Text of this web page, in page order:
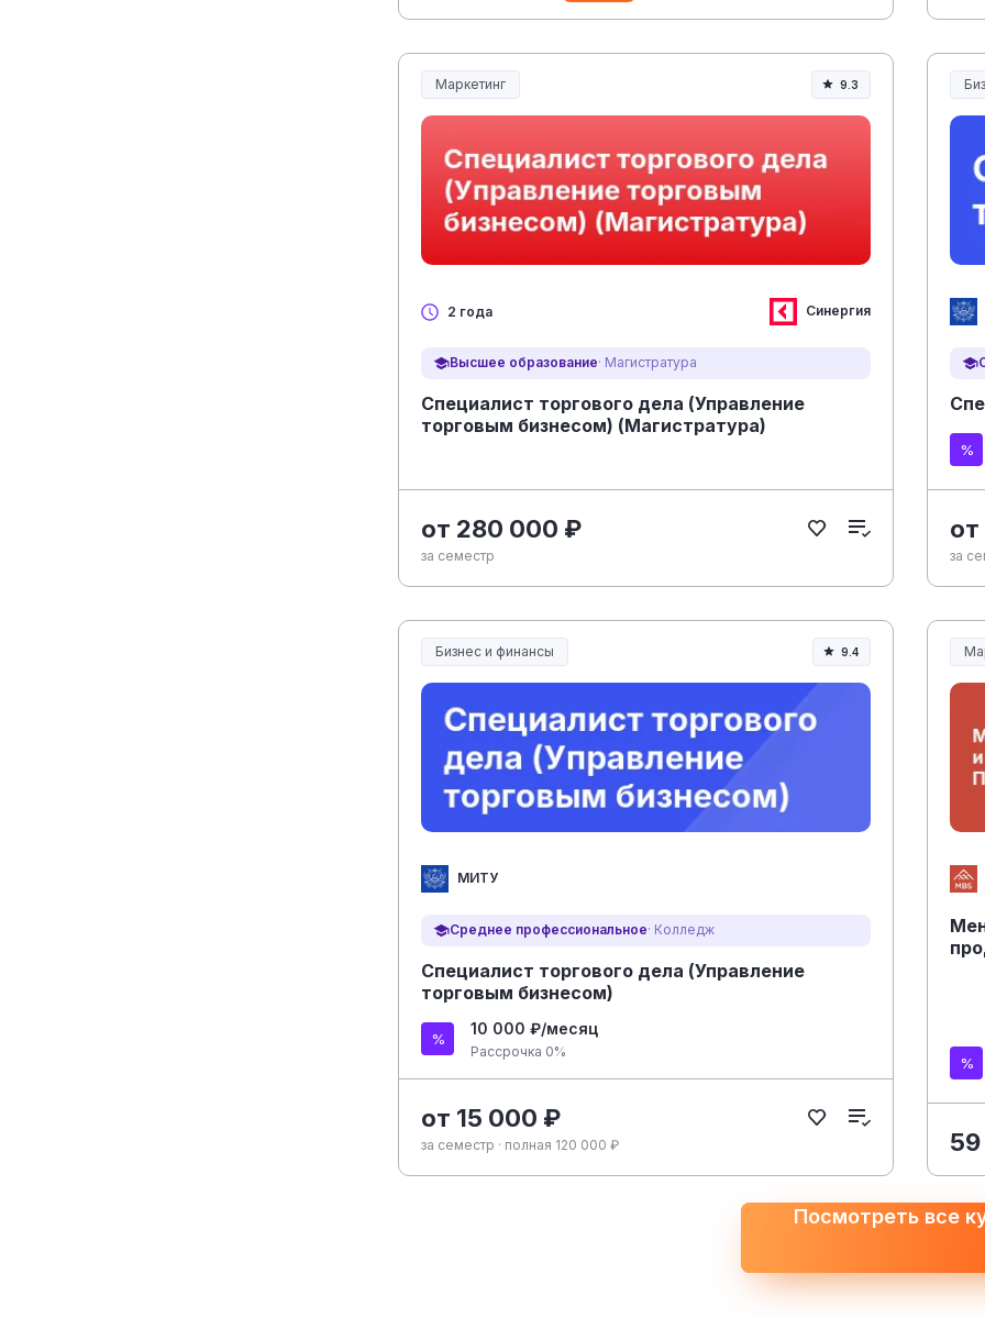
Маркетинг 9.3
2 года Синергия
Высшее образование· Магистратура
Специалист торгового дела (Управление
торговым бизнесом) (Магистратура)
от 280 000 ₽
за семестр
от
за
Бизнес и финансы 9.4
МИТУ
Среднее профессиональное· Колледж
Специалист торгового дела (Управление
торговым бизнесом)
10 000 ₽/месяц
Рассрочка 0%
от 15 000 ₽
за семестр · полная 120 000 ₽
Посмотреть все